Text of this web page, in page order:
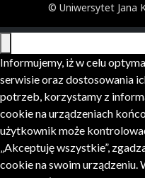
© Uniwersytet Jana
Informujemy, iż w celu
serwisie oraz dostosowania
potrzeb, korzystamy z
cookie na urządzeniach
użytkownik może
„Akceptuję wszystkie”,
cookie na swoim urządzeniu.